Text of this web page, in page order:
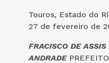
Touros, Estado do
27 de fevereiro de
FRACISCO DE
ANDRADE